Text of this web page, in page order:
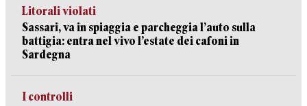
Litorali violati
Sassari, va in spiaggia e parcheggia l’auto sulla
battigia: entra nel vivo l’estate dei cafoni in
Sardegna
I controlli